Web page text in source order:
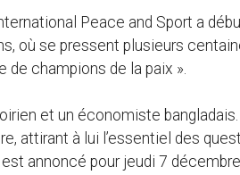
Peace and Sport a
où se pressent plusieurs
de champions de la paix ».
et un économiste
attirant à lui l’essentiel des
annoncé pour jeudi 7